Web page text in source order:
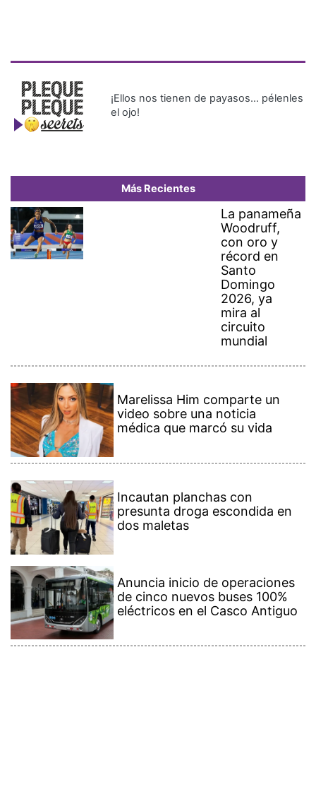
el ojo!
Más Recientes
La panameña
Woodruff,
con oro y
récord en
Santo
Domingo
2026, ya
mira al
circuito
mundial
video sobre una noticia
médica que marcó su vida
presunta droga escondida en
dos maletas
de cinco nuevos buses 100%
eléctricos en el Casco Antiguo